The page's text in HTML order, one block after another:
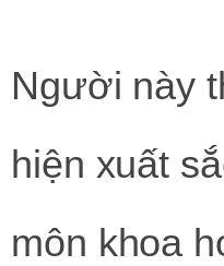
Người này
hiện xuất
môn khoa